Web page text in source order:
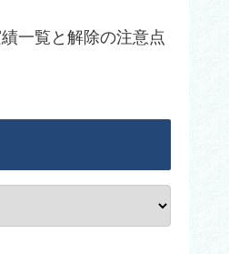
績一覧と解除の注意点